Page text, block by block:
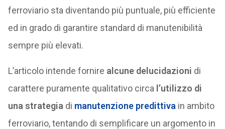
ferroviario sta diventando più puntuale, più efficiente
ed in grado di garantire standard di manutenibilità
sempre più elevati.
L’articolo intende fornire alcune delucidazioni di
carattere puramente qualitativo circa l’utilizzo di
una strategia di manutenzione predittiva in ambito
ferroviario, tentando di semplificare un argomento in